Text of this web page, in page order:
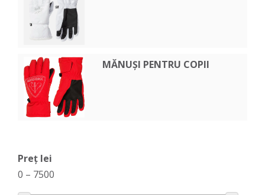
MĂNUȘI PENTRU COPII
Preț lei
0 – 7500